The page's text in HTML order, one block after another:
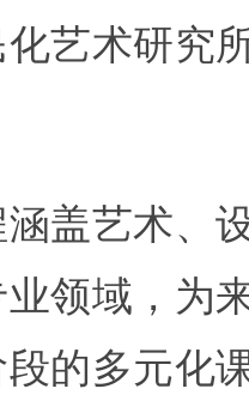
艺术研究
盖艺术、
领域，为
的多元化